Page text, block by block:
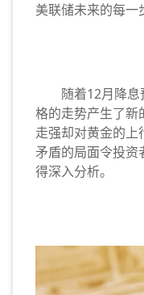
美联储未来的每一
随着12月降息
格的走势产生了新
走强却对黄金的
矛盾的局面令投资
得深入分析。